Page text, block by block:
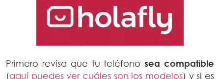
Primero revisa que tu teléfonosea compatible
(aquí puedes ver cuáles son los modelos) y si es